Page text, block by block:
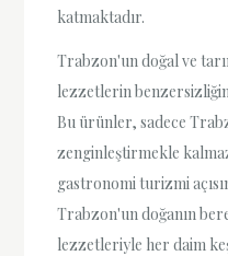
katmaktadır.
Trabzon'un doğal ve
lezzetlerin
Bu ürünler, sadece
zenginleştirmekle
gastronomi turizmi
Trabzon'un doğanın
lezzetleriyle her daim